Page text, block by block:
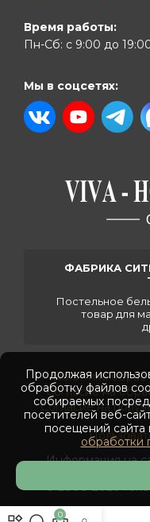
ФАБРИКА
Постельное
товар для
Политика
Согласие на
Согласие на
Информация на
© 2008-2026
Время работы:
Пн-Сб: с 9:00 до
Мы в соцсетях:
0
Продолжая
обработку файлов
собираемых
посетителей веб-
посещений сайта
обработки